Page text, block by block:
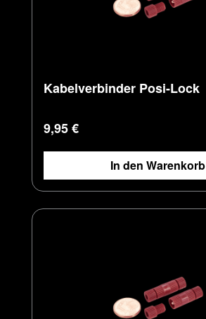
Kabelverbinder Posi-Lock
Regulärer Preis:
9,95 €
In den Warenkorb